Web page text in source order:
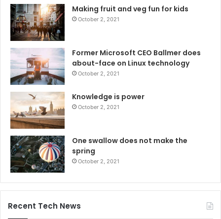
Making fruit and veg fun for kids
October 2, 2021
Former Microsoft CEO Ballmer does
about-face on Linux technology
October 2, 2021
Knowledge is power
October 2, 2021
One swallow does not make the
spring
October 2, 2021
Recent Tech News